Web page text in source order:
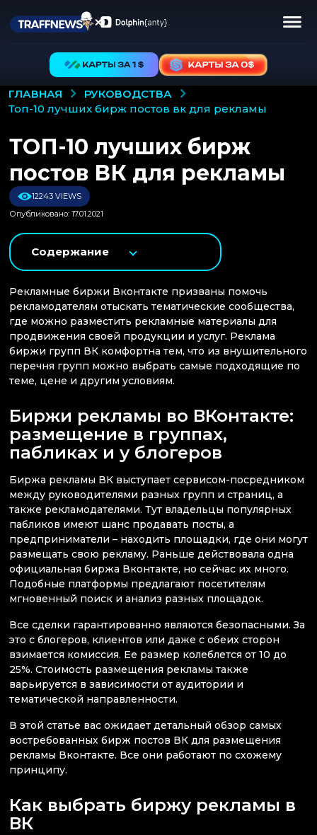
ГЛАВНАЯ
РУКОВОДСТВА
топ-10 лучших бирж постов вк для рекламы
ТОП-10 лучших бирж
постов ВК для рекламы
12243 VIEWS
Опубликовано: 17.01.2021
Содержание
Рекламные биржи Вконтакте призваны помочь
рекламодателям отыскать тематические сообщества,
где можно разместить рекламные материалы для
продвижения своей продукции и услуг. Реклама
биржи групп ВК комфортна тем, что из внушительного
перечня групп можно выбрать самые подходящие по
теме, цене и другим условиям.
Биржи рекламы во ВКонтакте:
размещение в группах,
пабликах и у блогеров
Биржа рекламы ВК выступает сервисом-посредником
между руководителями разных групп и страниц, а
также рекламодателями. Тут владельцы популярных
пабликов имеют шанс продавать посты, а
предприниматели – находить площадки, где они могут
размещать свою рекламу. Раньше действовала одна
официальная биржа Вконтакте, но сейчас их много.
Подобные платформы предлагают посетителям
мгновенный поиск и анализ разных площадок.
Все сделки гарантированно являются безопасными. За
это с блогеров, клиентов или даже с обеих сторон
взимается комиссия. Ее размер колеблется от 10 до
25%. Стоимость размещения рекламы также
варьируется в зависимости от аудитории и
тематической направленности.
В этой статье вас ожидает детальный обзор самых
востребованных бирж постов ВК для размещения
рекламы Вконтакте. Все они работают по схожему
принципу.
Как выбрать биржу рекламы в
ВК